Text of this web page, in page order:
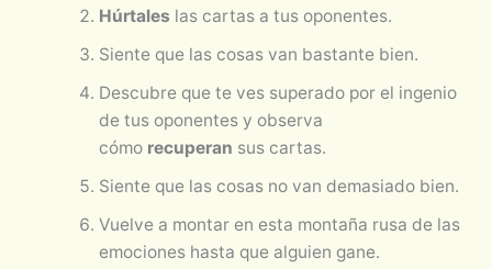
Húrtales las cartas a tus oponentes.
Siente que las cosas van bastante bien.
Descubre que te ves superado por el ingenio
de tus oponentes y observa
cómo recuperan sus cartas.
Siente que las cosas no van demasiado bien.
Vuelve a montar en esta montaña rusa de las
emociones hasta que alguien gane.